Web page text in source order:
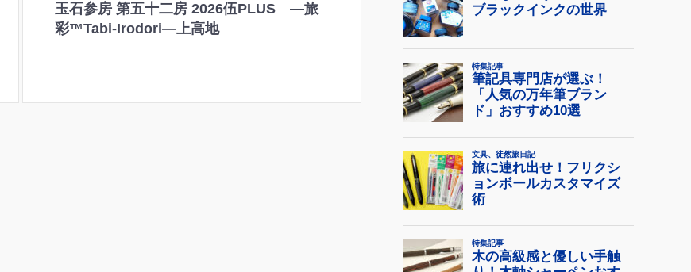
玉石参房 第五十二房 2026伍PLUS ―旅
彩™Tabi-Irodori―上高地